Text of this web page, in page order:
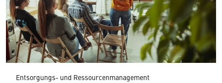
Entsorgungs- und Ressourcenmanagement